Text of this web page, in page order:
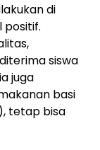
di
positif.
siswa
juga
basi
tetap bisa